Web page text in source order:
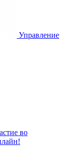
Управление
во